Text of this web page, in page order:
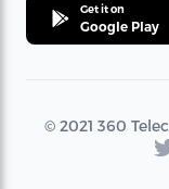
Get it on
Google Play
© 2021 360